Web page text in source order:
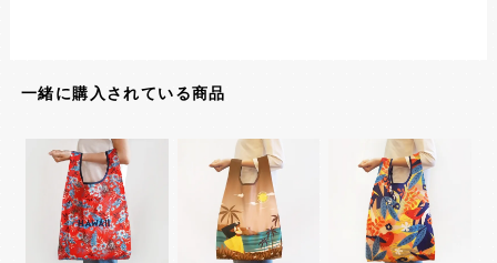
一緒に購入されている商品